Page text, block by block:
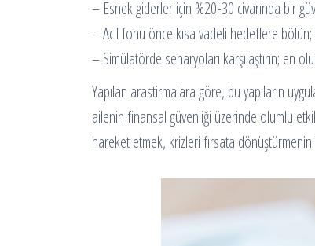
– Esnek giderler için %20-30 civarında bir
– Acil fonu önce kısa vadeli hedeflere
– Simülatörde senaryoları karşılaştırın; en
Yapılan arastirmalara göre, bu yapıların
ailenin finansal güvenliği üzerinde olumlu
hareket etmek, krizleri fırsata dönüştürmenin